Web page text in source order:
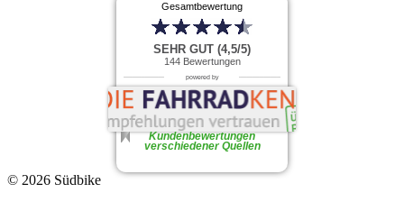
Gesamtbewertung
SEHR GUT (4,5/5)
144 Bewertungen
powered by
Kundenbewertungen
verschiedener Quellen
© 2026 Südbike